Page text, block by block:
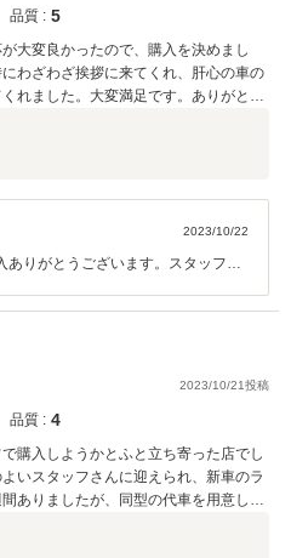
品質 : 5
大変良かったので、購入を決めまし
わざわざ挨拶に来てくれ、肝心の車の
れました。大変満足です。ありがとう
2023/10/22
ありがとうございます。スタッフを
ろしくお願いいたします。
2023/10/21投稿
品質 : 4
購入しようかとふと立ち寄った店でし
いスタッフさんに迎えられ、新車のラ
ありましたが、同型の代車を用意して